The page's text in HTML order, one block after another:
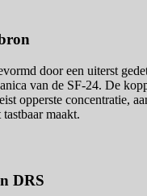
door een uiterst
van de SF-24. De
opperste concentratie,
maakt.
DRS